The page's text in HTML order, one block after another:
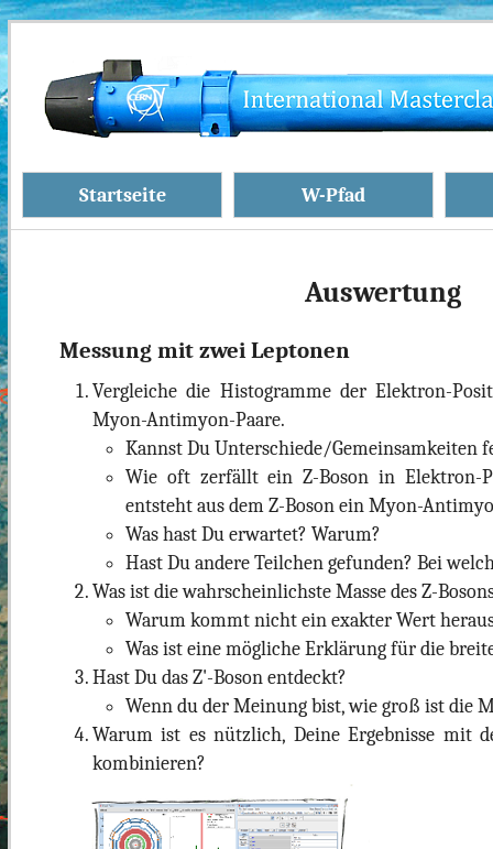
Startseite W-Pfad
Auswertung
Messung mit zwei Leptonen
Vergleiche die Histogramme der Elektron-
Myon-Antimyon-Paare.
Kannst Du Unterschiede/Gemeinsamkeiten
Wie oft zerfällt ein Z-Boson in Elektron-
entsteht aus dem Z-Boson ein Myon-
Was hast Du erwartet? Warum?
Hast Du andere Teilchen gefunden? Bei
Was ist die wahrscheinlichste Masse des Z-
Warum kommt nicht ein exakter Wert
Was ist eine mögliche Erklärung für die
Hast Du das Z'-Boson entdeckt?
Wenn du der Meinung bist, wie groß ist die
Warum ist es nützlich, Deine Ergebnisse mit
kombinieren?